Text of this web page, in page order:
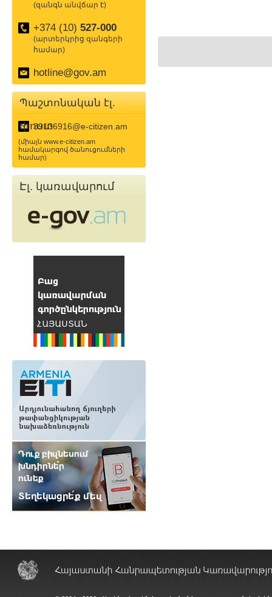
(զանգն անվճար է)
+374 (10) 527-000
(արտերկրից զանգերի
համար)
hotline@gov.am
Պաշտոնական էլ.
փոստ
39136916@e-citizen.am
(միայն www.e-citizen.am
համակարգով ծանուցումների
համար)
Էլ. կառավարում